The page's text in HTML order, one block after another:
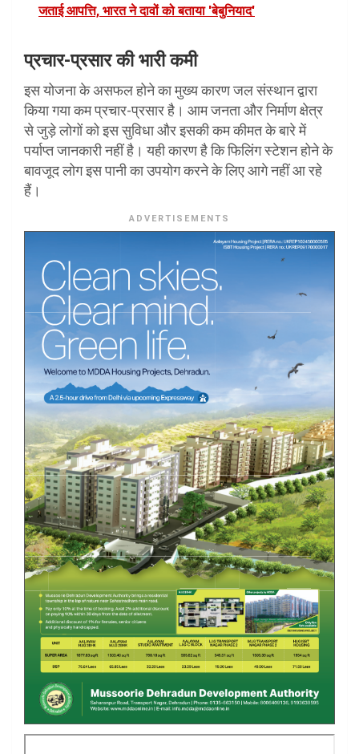
जताई आपत्ति, भारत ने दावों को बताया 'बेबुनियाद'
प्रचार-प्रसार की भारी कमी
इस योजना के असफल होने का मुख्य कारण जल संस्थान द्वारा
किया गया कम प्रचार-प्रसार है। आम जनता और निर्माण क्षेत्र
से जुड़े लोगों को इस सुविधा और इसकी कम कीमत के बारे में
पर्याप्त जानकारी नहीं है। यही कारण है कि फिलिंग स्टेशन होने के
बावजूद लोग इस पानी का उपयोग करने के लिए आगे नहीं आ रहे
हैं।
ADVERTISEMENTS